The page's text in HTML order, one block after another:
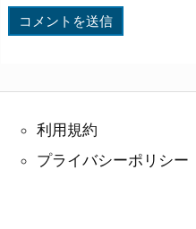
利用規約
プライバシーポリシー